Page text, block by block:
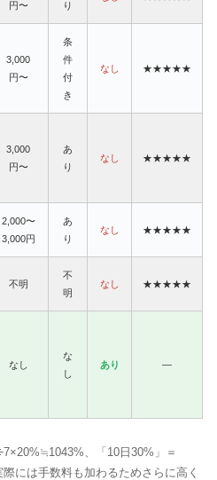
円〜
り
3,000
円〜
条
件
付
き
なし ★★★★★
3,000
円〜
あ
り
なし ★★★★★
2,000〜
3,000円
あ
り
なし ★★★★★
不明
不
明
なし ★★★★★
なし
な
し
あり —
、「10日30%」＝
には手数料も加わるためさらに高く